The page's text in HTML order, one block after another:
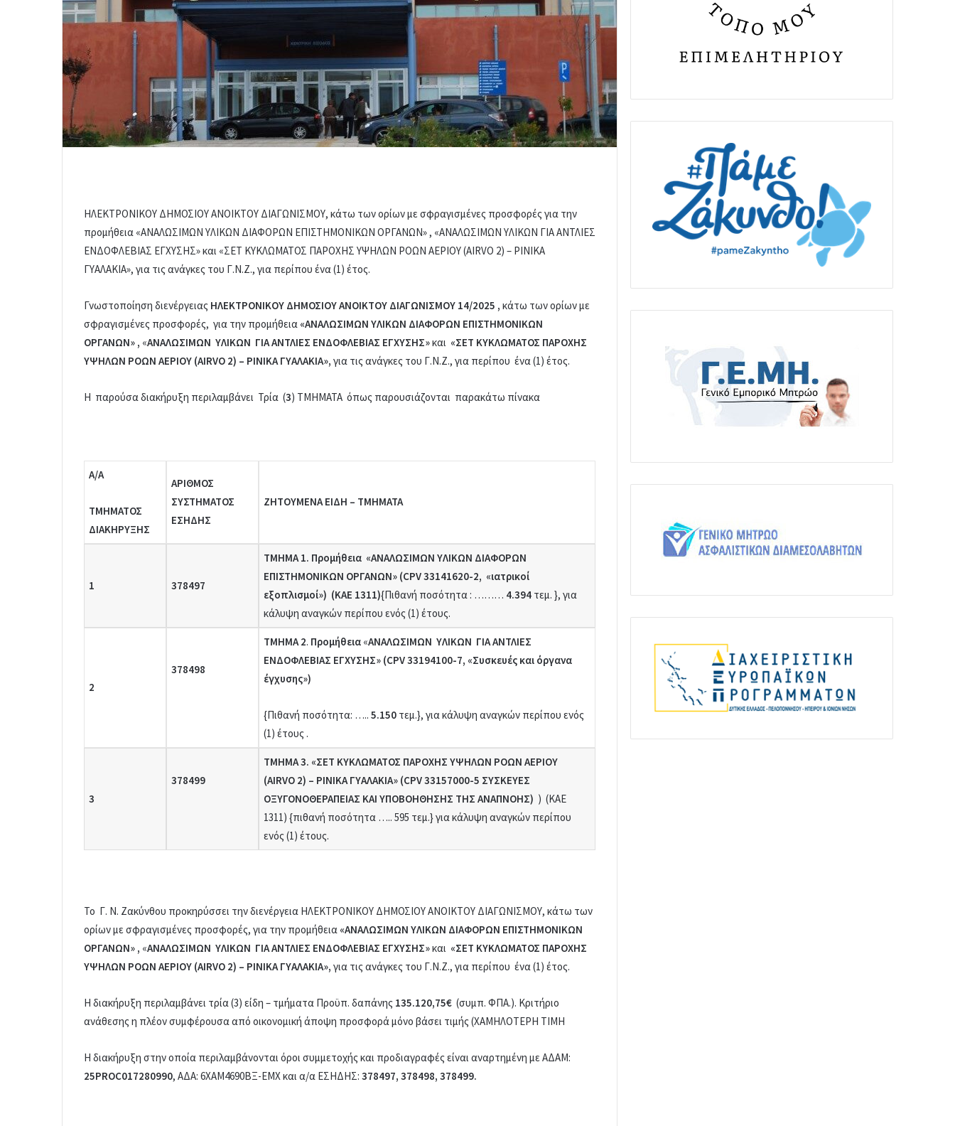
ΗΛΕΚΤΡΟΝΙΚΟΥ ΔΗΜΟΣΙΟΥ ΑΝΟΙΚΤΟΥ ΔΙΑΓΩΝΙΣΜΟΥ, κάτω των ορίων με σφραγισμένες προσφορές για την
προμήθεια «ΑΝΑΛΩΣΙΜΩΝ ΥΛΙΚΩΝ ΔΙΑΦΟΡΩΝ ΕΠΙΣΤΗΜΟΝΙΚΩΝ ΟΡΓΑΝΩΝ» , «ΑΝΑΛΩΣΙΜΩΝ ΥΛΙΚΩΝ ΓΙΑ ΑΝΤΛΙΕΣ
ΕΝΔΟΦΛΕΒΙΑΣ ΕΓΧΥΣΗΣ» και «ΣΕΤ ΚΥΚΛΩΜΑΤΟΣ ΠΑΡΟΧΗΣ ΥΨΗΛΩΝ ΡΟΩΝ ΑΕΡΙΟΥ (AIRVO 2) – ΡΙΝΙΚΑ
ΓΥΑΛΑΚΙΑ», για τις ανάγκες του Γ.Ν.Ζ., για περίπου ένα (1) έτος.
Γνωστοποίηση διενέργειας ΗΛΕΚΤΡΟΝΙΚΟΥ ΔΗΜΟΣΙΟΥ ΑΝΟΙΚΤΟΥ ΔΙΑΓΩΝΙΣΜΟΥ 14/2025 , κάτω των ορίων με
σφραγισμένες προσφορές, για την προμήθεια «ΑΝΑΛΩΣΙΜΩΝ ΥΛΙΚΩΝ ΔΙΑΦΟΡΩΝ ΕΠΙΣΤΗΜΟΝΙΚΩΝ
ΟΡΓΑΝΩΝ» , «ΑΝΑΛΩΣΙΜΩΝ ΥΛΙΚΩΝ ΓΙΑ ΑΝΤΛΙΕΣ ΕΝΔΟΦΛΕΒΙΑΣ ΕΓΧΥΣΗΣ»και «ΣΕΤ ΚΥΚΛΩΜΑΤΟΣ ΠΑΡΟΧΗΣ
ΥΨΗΛΩΝ ΡΟΩΝ ΑΕΡΙΟΥ (AIRVO 2) – ΡΙΝΙΚΑ ΓΥΑΛΑΚΙΑ», για τις ανάγκες του Γ.Ν.Ζ., για περίπου ένα (1) έτος.
Η παρούσα διακήρυξη περιλαμβάνει Τρία (3) ΤΜΗΜΑΤΑ όπως παρουσιάζονται παρακάτω πίνακα
Α/Α
ΤΜΗΜΑΤΟΣ
ΔΙΑΚΗΡΥΞΗΣ
ΑΡΙΘΜΟΣ
ΣΥΣΤΗΜΑΤΟΣ
ΕΣΗΔΗΣ
ΖΗΤΟΥΜΕΝΑ ΕΙΔΗ – TMHMATA
1 378497
ΤΜΗΜΑ 1. Προμήθεια «ΑΝΑΛΩΣΙΜΩΝ ΥΛΙΚΩΝ ΔΙΑΦΟΡΩΝ
ΕΠΙΣΤΗΜΟΝΙΚΩΝ ΟΡΓΑΝΩΝ» (CPV33141620-2, «ιατρικοί
εξοπλισμοί») (KAE 1311){Πιθανή ποσότητα : ……… 4.394 τεμ. }, για
κάλυψη αναγκών περίπου ενός (1) έτους.
2
378498
ΤΜΗΜΑ 2. Προμήθεια «ΑΝΑΛΩΣΙΜΩΝ ΥΛΙΚΩΝ ΓΙΑ ΑΝΤΛΙΕΣ
ΕΝΔΟΦΛΕΒΙΑΣ ΕΓΧΥΣΗΣ» (CPV33194100-7, «Συσκευές και όργανα
έγχυσης»)
{Πιθανή ποσότητα: ….. 5.150 τεμ.}, για κάλυψη αναγκών περίπου ενός
(1) έτους .
3
378499
ΤΜΗΜΑ 3. «ΣΕΤ ΚΥΚΛΩΜΑΤΟΣ ΠΑΡΟΧΗΣ ΥΨΗΛΩΝ ΡΟΩΝ ΑΕΡΙΟΥ
(AIRVO 2) – ΡΙΝΙΚΑ ΓΥΑΛΑΚΙΑ» (CPV 33157000-5 ΣΥΣΚΕΥΕΣ
ΟΞΥΓΟΝΟΘΕΡΑΠΕΙΑΣ ΚΑΙ ΥΠΟΒΟΗΘΗΣΗΣ ΤΗΣ ΑΝΑΠΝΟΗΣ) ) (ΚΑΕ
1311) {πιθανή ποσότητα ….. 595 τεμ.} για κάλυψη αναγκών περίπου
ενός (1) έτους.
Το Γ. Ν. Ζακύνθου προκηρύσσει την διενέργεια ΗΛΕΚΤΡΟΝΙΚΟΥ ΔΗΜΟΣΙΟΥ ΑΝΟΙΚΤΟΥ ΔΙΑΓΩΝΙΣΜΟΥ, κάτω των
ορίων με σφραγισμένες προσφορές, για την προμήθεια «ΑΝΑΛΩΣΙΜΩΝ ΥΛΙΚΩΝ ΔΙΑΦΟΡΩΝ ΕΠΙΣΤΗΜΟΝΙΚΩΝ
ΟΡΓΑΝΩΝ» , «ΑΝΑΛΩΣΙΜΩΝ ΥΛΙΚΩΝ ΓΙΑ ΑΝΤΛΙΕΣ ΕΝΔΟΦΛΕΒΙΑΣ ΕΓΧΥΣΗΣ»και «ΣΕΤ ΚΥΚΛΩΜΑΤΟΣ ΠΑΡΟΧΗΣ
ΥΨΗΛΩΝ ΡΟΩΝ ΑΕΡΙΟΥ (AIRVO 2) – ΡΙΝΙΚΑ ΓΥΑΛΑΚΙΑ», για τις ανάγκες του Γ.Ν.Ζ., για περίπου ένα (1) έτος.
Η διακήρυξη περιλαμβάνει τρία (3) είδη – τμήματα Προϋπ. δαπάνης 135.120,75€ (συμπ. ΦΠΑ.). Κριτήριο
ανάθεσης η πλέον συμφέρουσα από οικονομική άποψη προσφορά μόνο βάσει τιμής (ΧΑΜΗΛΟΤΕΡΗ ΤΙΜΗ
Η διακήρυξη στην οποία περιλαμβάνονται όροι συμμετοχής και προδιαγραφές είναι αναρτημένη με ΑΔΑΜ:
25PROC017280990, ΑΔΑ: 6ΧΑΜ4690ΒΞ-ΕΜΧ και α/α ΕΣΗΔΗΣ: 378497, 378498, 378499.